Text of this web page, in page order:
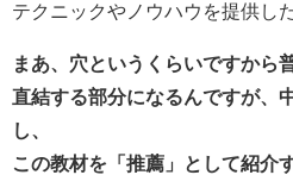
テクニックやノウハウを提供し
まあ、穴というくらいですから
直結する部分になるんですが、
し、
この教材を「推薦」として紹介